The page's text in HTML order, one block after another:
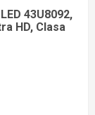
43U8092,
HD, Clasa